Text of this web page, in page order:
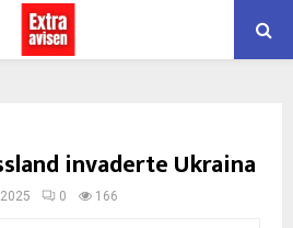
invaderte Ukraina
0 166